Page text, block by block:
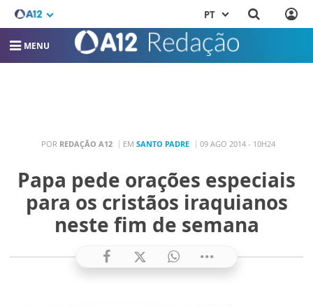
PT
MENU
POR REDAÇÃO A12 EM SANTO PADRE 09 AGO 2014 - 10H24
Papa pede orações especiais
para os cristãos iraquianos
neste fim de semana